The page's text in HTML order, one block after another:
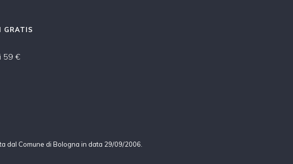
GRATIS
59 €
dal Comune di Bologna in data 29/09/2006.